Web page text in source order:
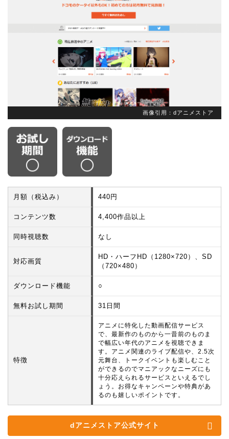
画像引用：dアニメストア
月額（税込み） 440円
コンテンツ数 4,400作品以上
同時視聴数 なし
対応画質
HD・ハーフHD（1280×720）、SD
（720×480）
ダウンロード機能 ○
無料お試し期間 31日間
特徴
アニメに特化した動画配信サービス
で、最新作のものから一昔前のものま
で幅広い年代のアニメを視聴できま
す。アニメ関連のライブ配信や、2.5次
元舞台、トークイベントも楽しむこと
ができるのでマニアックなニーズにも
十分応えられるサービスといえるでし
ょう。お得なキャンペーンや特典があ
るのも嬉しいポイントです。
dアニメストア公式サイト